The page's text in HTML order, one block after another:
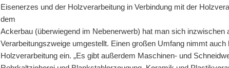
Eisenerzes und der Holzverarbeitung in Verbindung mit der
dem
Ackerbau (überwiegend im Nebenerwerb) hat man sich inzwischen
Verarbeitungszweige umgestellt. Einen großen Umfang nimmt auch
Holzverarbeitung ein. „Es gibt außerdem Maschinen- und